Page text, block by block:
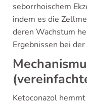
seborrhoischem
indem es die
deren Wachstum
Ergebnissen bei
Ketoconazol